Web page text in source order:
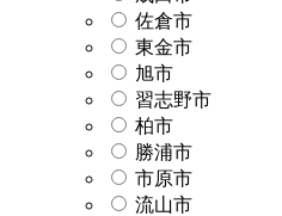
佐倉市
東金市
旭市
習志野市
柏市
勝浦市
市原市
流山市